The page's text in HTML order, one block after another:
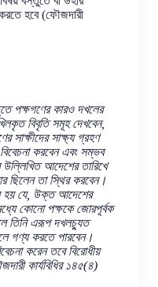
হবে (ফৌজদারী
পক্ষগণের কারও দখলের
বিবৃতি সমূহ দেখবেন,
সাক্ষীদের সাক্ষ্য গ্রহণ
করবেন এবং সম্ভব
উল্লিখিত আদেশের তারিখে
ছিলেন তা স্থির করবেন।
হয় যে, উক্ত আদেশের
মধ্যে কোনো পক্ষকে জোরপূর্বক
তিনি এরূপ দখলচ্যুত
গণ্য করতে পারবেন।
করেন তবে বিরোধীয়
কার্যবিধির ১৪৫(৪)